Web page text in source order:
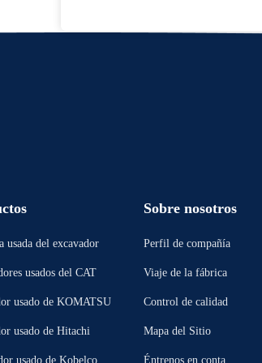
usada del excavador
usados del CAT
usado de KOMATSU
usado de Hitachi
usado de Kobelco
Sobre nosotros
Perfil de compañía
Viaje de la fábrica
Control de calidad
Mapa del Sitio
Éntrenos en contacto